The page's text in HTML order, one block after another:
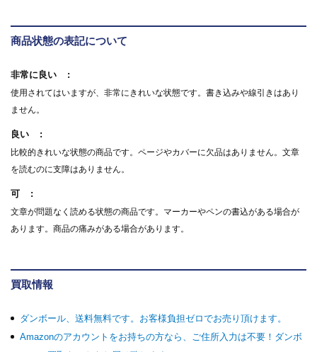
商品状態の表記について
非常に良い
使用されてはいますが、非常にきれいな状態です。書き込みや線引きはあり
ません。
良い
比較的きれいな状態の商品です。ページやカバーに欠品はありません。文章
を読むのに支障はありません。
可
文章が問題なく読める状態の商品です。マーカーやペンの書込がある場合が
あります。商品の痛みがある場合があります。
買取情報
ダンボール、送料無料です。お客様負担ゼロでお売り頂けます。
Amazonのアカウントをお持ちの方なら、ご住所入力は不要！ダンボ